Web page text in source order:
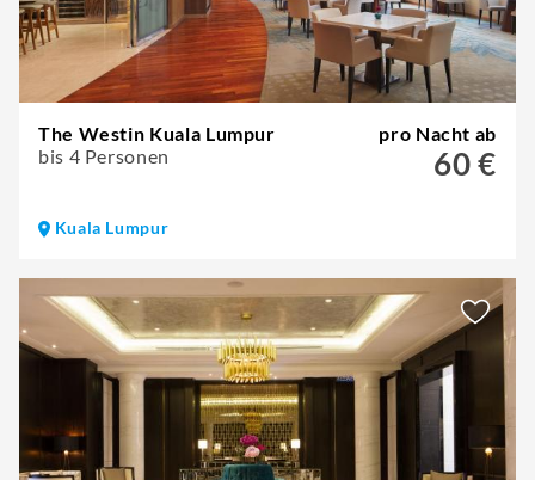
The Westin Kuala Lumpur
bis 4 Personen
pro Nacht ab
60 €
Kuala Lumpur